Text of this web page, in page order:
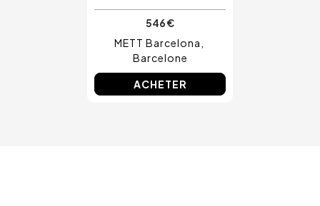
546 €
METT Barcelona
Barcelone
ACHETER